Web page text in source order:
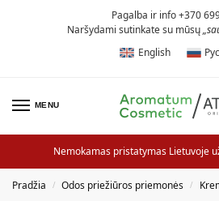
Pagalba ir info +370
Naršydami sutinkate su mūsų
English
MENU
Nemokamas pristatymas Lietuvoje
Pradžia / Odos priežiūros priemonės /